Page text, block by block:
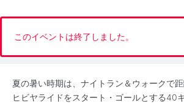
このイベントは終了しました。
夏の暑い時期は、ナイトラン＆ウォークで距
ヒビヤライドをスタート・ゴールとする40